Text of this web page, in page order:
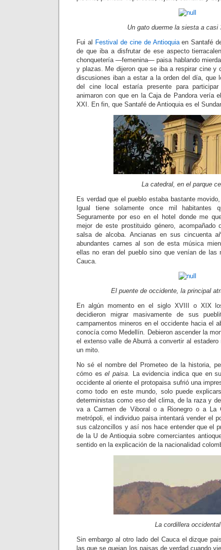
Un gato duerme la siesta a casi
Fui al Festival de cine de Antioquiaen Santafé
de que iba a disfrutar de ese aspecto
chonquetería —femenina— paisa hablando
y plazas. Me dijeron que se iba a respirar cine y
discusiones iban a estar a la orden del día, que
del cine local estaría presente para
animaron con que en la Caja de Pandora vería
XXI. En fin, que Santafé de Antioquia es el
La catedral, en el parque
Es verdad que el pueblo estaba bastante
Igual tiene solamente once mil habitantes
Seguramente por eso en el hotel donde me
mejor de este prostituido género, acompañado
salsa de alcoba. Ancianas en sus cincuenta
abundantes carnes al son de esta música
ellas no eran del pueblo sino que venían de las
Cauca.
El puente de occidente, la principal
En algún momento en el siglo XVIII o XIX
decidieron migrar masivamente de sus
campamentos mineros en el occidente hacia el
conocía como Medellín. Debieron ascender la
el extenso valle de Aburrá a convertir al
un mito.
No sé el nombre del Prometeo de la historia,
cómo esel paisa. La evidencia indica que en
occidente al oriente el protopaisa sufrió una
como todo en este mundo, solo puede
deterministas como eso del clima, de la raza y
va a Carmen de Viboral o a Rionegro o a La
metrópoli, el individuo paisa intentará vender el
sus calzoncillos y así nos hace entender que el
de la U de Antioquia sobre comerciantes
sentido en la explicación de la nacionalidad
La cordillera occidental
Sin embargo al otro lado del Cauca el dizque
las que se quejan los paisas de verdad cuando